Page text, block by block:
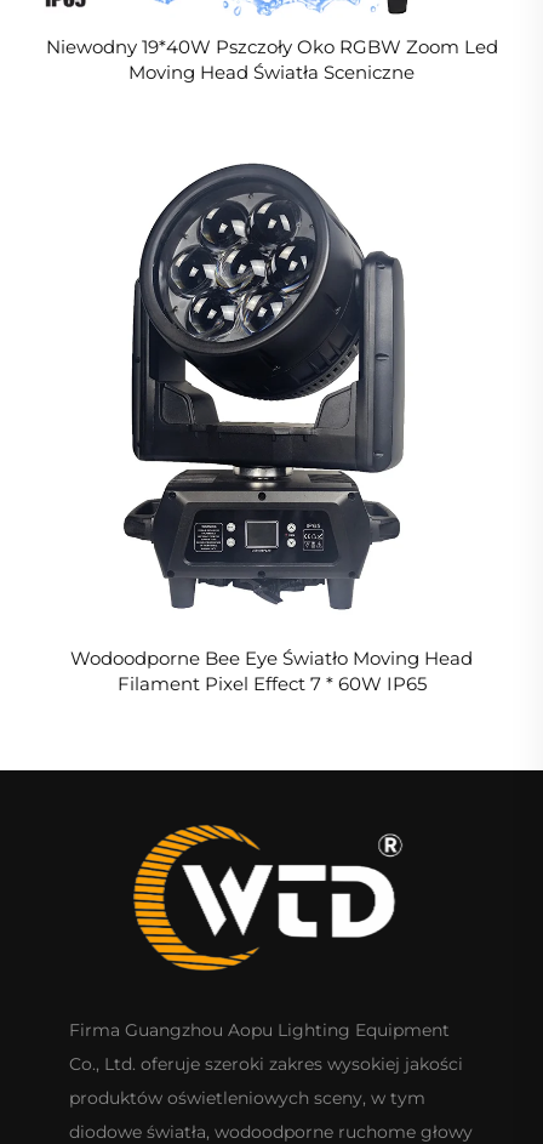
Niewodny 19*40W Pszczoły Oko RGBW Zoom Led
Moving Head Światła Sceniczne
Wodoodporne Bee Eye Światło Moving Head
Filament Pixel Effect 7 * 60W IP65
Firma Guangzhou Aopu Lighting Equipment
Co., Ltd. oferuje szeroki zakres wysokiej jakości
produktów oświetleniowych sceny, w tym
diodowe światła, wodoodporne ruchome głowy